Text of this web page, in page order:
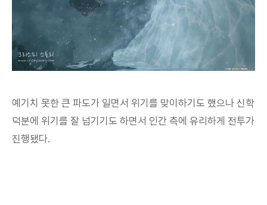
예기치 못한 큰 파도가 일면서 위기를 맞이하기도 했으나 신학
덕분에 위기를 잘 넘기기도 하면서 인간 측에 유리하게 전투가
진행됐다.